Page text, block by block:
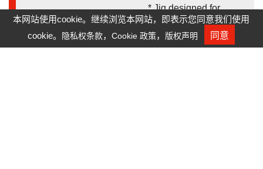
* Jig designed for
various customized
dimensions
人才招募
本网站使用cookie。继续浏览本网站，即表示您同意我们使用
cookie。
隐私权条款，Cookie 政策， 版权声明 同意